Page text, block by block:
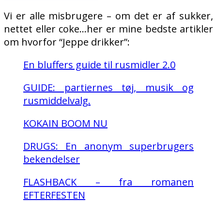
Vi er alle misbrugere – om det er af sukker,
nettet eller coke…her er mine bedste artikler
om hvorfor “Jeppe drikker”:
En bluffers guide til rusmidler 2.0
GUIDE: partiernes tøj, musik og
rusmiddelvalg.
KOKAIN BOOM NU
DRUGS: En anonym superbrugers
bekendelser
FLASHBACK – fra romanen
EFTERFESTEN